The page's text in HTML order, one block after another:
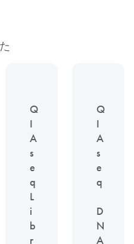
Q
I
A
s
e
q
L
i
b
r
Q
I
A
s
e
q
D
N
A